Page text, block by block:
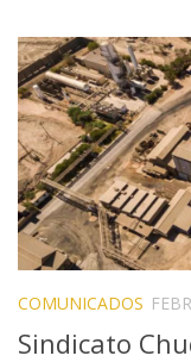
COMUNICADOS
Sindicato